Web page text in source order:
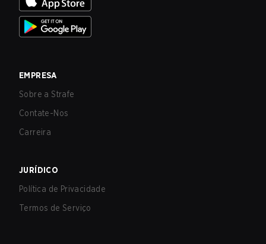
EMPRESA
Sobre a Strafe
Contate-Nos
Carreira
JURÍDICO
Política de Privacidade
Termos de Serviço